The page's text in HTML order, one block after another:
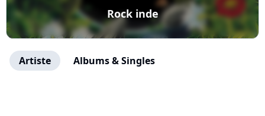
Rock inde
Artiste Albums & Singles